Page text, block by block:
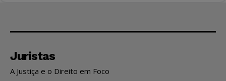
Juristas
A Justiça e o Direito em Foco